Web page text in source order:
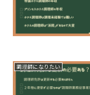
調理師になりたい